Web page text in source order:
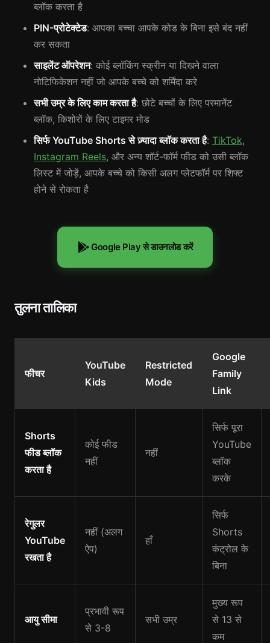
ब्लॉक करता है
PIN-प्रोटेक्टेड: आपका बच्चा आपके कोड के बिना इसे बंद नहीं
कर सकता
साइलेंट ऑपरेशन: कोई ब्लॉकिंग स्क्रीन या दिखने वाला
नोटिफिकेशन नहीं जो आपके बच्चे को शर्मिंदा करे
सभी उम्र के लिए काम करता है: छोटे बच्चों के लिए परमानेंट
ब्लॉक, किशोरों के लिए टाइमर मोड
सिर्फ YouTube Shorts से ज़्यादा ब्लॉक करता है: TikTok,
Instagram Reels, और अन्य शॉर्ट-फॉर्म फीड को उसी ब्लॉक
लिस्ट में जोड़ें, आपके बच्चे को किसी अलग प्लेटफॉर्म पर शिफ्ट
होने से रोकता है
Google Play से डाउनलोड करें
तुलना तालिका
फीचर
YouTube
Kids
Restricted
Mode
Google
Family
Link
Shorts
फीड ब्लॉक
करता है
कोई फीड
नहीं
नहीं
सिर्फ पूरा
YouTube
ब्लॉक
करके
रेगुलर
YouTube
रखता है
नहीं (अलग
ऐप)
हाँ
सिर्फ
Shorts
कंट्रोल के
बिना
आयु सीमा
प्रभावी रूप
से 3-8
सभी उम्र
मुख्य रूप
से 13 से
कम